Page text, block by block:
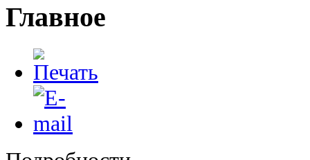
Главное